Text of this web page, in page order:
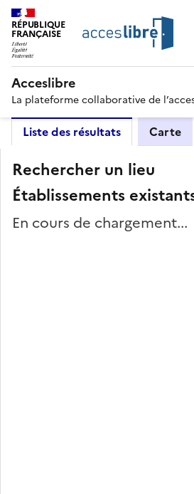
RÉPUBLIQUE
FRANÇAISE
Acceslibre
La plateforme collaborative de
Liste des résultats Carte
Rechercher un lieu
Établissements
En cours de chargement...